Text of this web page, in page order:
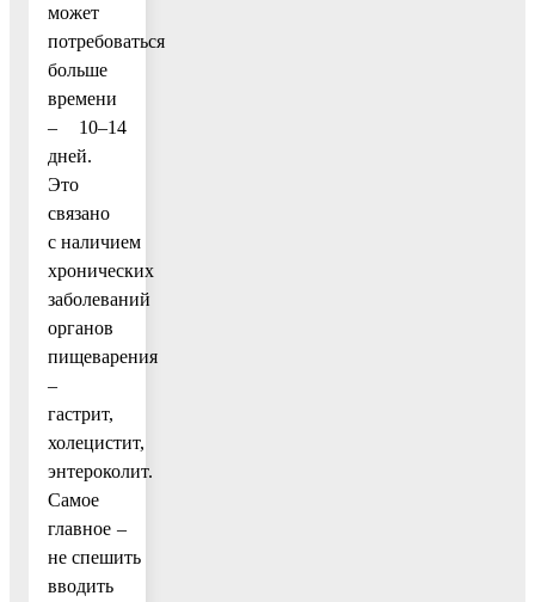
может
потребоваться
больше
времени
– 10–14
дней.
Это
связано
с наличием
хронических
заболеваний
органов
пищеварения
–
гастрит,
холецистит,
энтероколит.
Самое
главное –
не спешить
вводить